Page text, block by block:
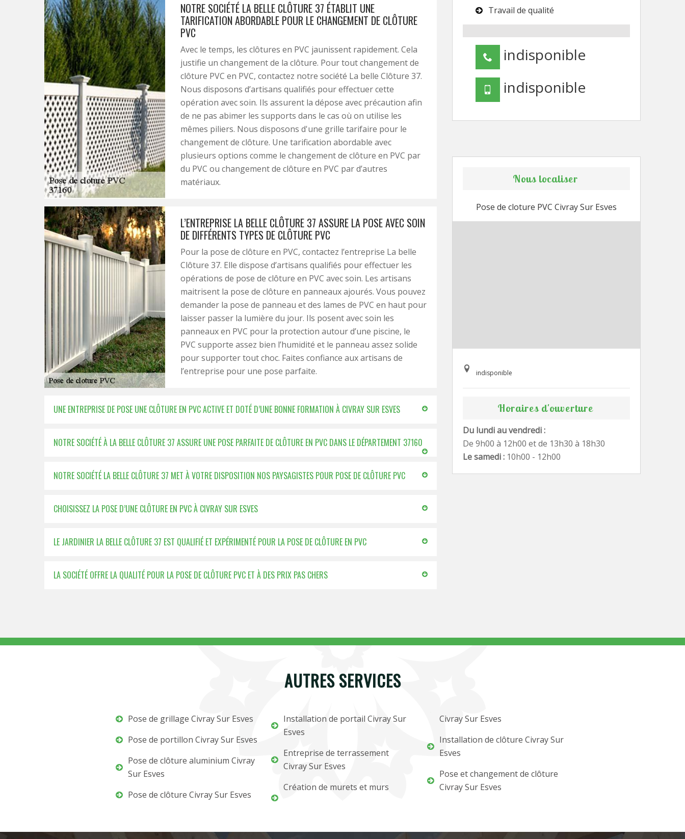
NOTRE SOCIÉTÉ LA BELLE CLÔTURE 37 ÉTABLIT UNE
TARIFICATION ABORDABLE POUR LE CHANGEMENT DE CLÔTURE
PVC
Avec le temps, les clôtures en PVC jaunissent rapidement. Cela
justifie un changement de la clôture. Pour tout changement de
clôture PVC en PVC, contactez notre société La belle Clôture 37.
Nous disposons d’artisans qualifiés pour effectuer cette
opération avec soin. Ils assurent la dépose avec précaution afin
de ne pas abimer les supports dans le cas où on utilise les
mêmes piliers. Nous disposons d'une grille tarifaire pour le
changement de clôture. Une tarification abordable avec
plusieurs options comme le changement de clôture en PVC par
du PVC ou changement de clôture en PVC par d’autres
matériaux.
L’ENTREPRISE LA BELLE CLÔTURE 37 ASSURE LA POSE AVEC SOIN
DE DIFFÉRENTS TYPES DE CLÔTURE PVC
Pour la pose de clôture en PVC, contactez l’entreprise La belle
Clôture 37. Elle dispose d’artisans qualifiés pour effectuer les
opérations de pose de clôture en PVC avec soin. Les artisans
maitrisent la pose de clôture en panneaux ajourés. Vous pouvez
demander la pose de panneau et des lames de PVC en haut pour
laisser passer la lumière du jour. Ils posent avec soin les
panneaux en PVC pour la protection autour d’une piscine, le
PVC supporte assez bien l’humidité et le panneau assez solide
pour supporter tout choc. Faites confiance aux artisans de
l’entreprise pour une pose parfaite.
UNE ENTREPRISE DE POSE UNE CLÔTURE EN PVC ACTIVE ET DOTÉ D’UNE BONNE FORMATION À CIVRAY SUR ESVES
NOTRE SOCIÉTÉ À LA BELLE CLÔTURE 37 ASSURE UNE POSE PARFAITE DE CLÔTURE EN PVC DANS LE DÉPARTEMENT 37160
NOTRE SOCIÉTÉ LA BELLE CLÔTURE 37 MET À VOTRE DISPOSITION NOS PAYSAGISTES POUR POSE DE CLÔTURE PVC
CHOISISSEZ LA POSE D’UNE CLÔTURE EN PVC À CIVRAY SUR ESVES
LE JARDINIER LA BELLE CLÔTURE 37 EST QUALIFIÉ ET EXPÉRIMENTÉ POUR LA POSE DE CLÔTURE EN PVC
LA SOCIÉTÉ OFFRE LA QUALITÉ POUR LA POSE DE CLÔTURE PVC ET À DES PRIX PAS CHERS
Travail de qualité
indisponible
indisponible
Nous localiser
Pose de cloture PVC Civray Sur Esves
indisponible
Horaires d'ouverture
Du lundi au vendredi :
De 9h00 à 12h00 et de 13h30 à 18h30
Le samedi : 10h00 - 12h00
AUTRES SERVICES
Pose de grillage Civray Sur Esves
Pose de portillon Civray Sur Esves
Pose de clôture aluminium Civray
Sur Esves
Pose de clôture Civray Sur Esves
Installation de portail Civray Sur
Esves
Entreprise de terrassement
Civray Sur Esves
Création de murets et murs
Civray Sur Esves
Installation de clôture Civray Sur
Esves
Pose et changement de clôture
Civray Sur Esves